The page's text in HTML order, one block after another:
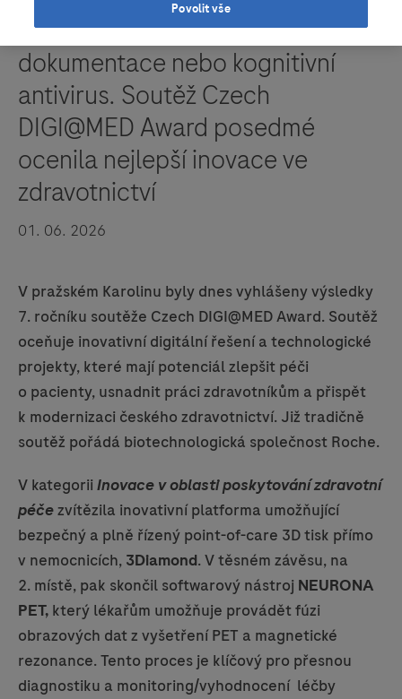
3D tisk, automatizace lékařské
dokumentace nebo kognitivní
antivirus. Soutěž Czech
DIGI@MED Award posedmé
ocenila nejlepší inovace ve
zdravotnictví
01. 06. 2026
V pražském Karolinu byly dnes vyhlášeny výsledky
7. ročníku soutěže Czech DIGI@MED Award. Soutěž
oceňuje inovativní digitální řešení a technologické
projekty, které mají potenciál zlepšit péči
o pacienty, usnadnit práci zdravotníkům a přispět
k modernizaci českého zdravotnictví. Již tradičně
soutěž pořádá biotechnologická společnost Roche.
V kategorii Inovace v oblasti poskytování zdravotní
péčezvítězila inovativní platforma umožňující
bezpečný a plně řízený point-of-care 3D tisk přímo
v nemocnicích, 3Diamond. V těsném závěsu, na
2. místě, pak skončil softwarový nástroj NEURONA
PET, který lékařům umožňuje provádět fúzi
obrazových dat z vyšetření PET a magnetické
rezonance. Tento proces je klíčový pro přesnou
diagnostiku a monitoring/vyhodnocení léčby
Povolit vše